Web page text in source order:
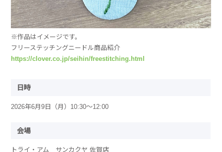
※作品はイメージです。
フリーステッチングニードル商品紹介
https://clover.co.jp/seihin/freestitching.html
日時
2026年6月9日（月）10:30～12:00
会場
トライ・アム サンカクヤ 佐賀店